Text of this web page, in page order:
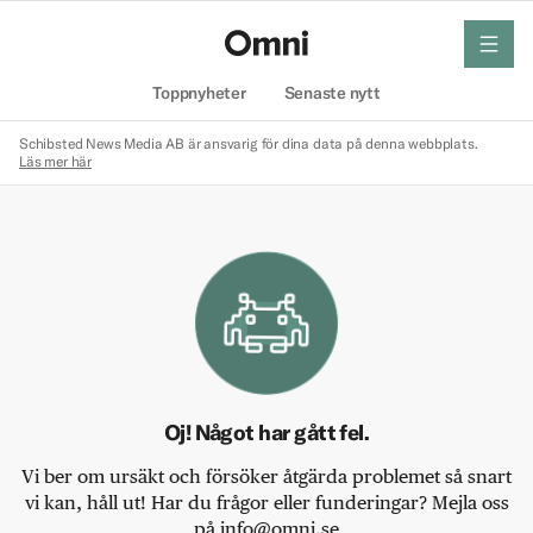
Toppnyheter Senaste nytt
meny
Schibsted News Media AB är ansvarig för dina data på denna webbplats.
Läs mer här
Oj! Något har gått fel.
Vi ber om ursäkt och försöker åtgärda problemet så snart
vi kan, håll ut! Har du frågor eller funderingar? Mejla oss